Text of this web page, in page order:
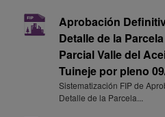
Aprobación
Detalle de la
Parcial Valle del
Tuineje por pleno
Sistematización FIP de
Detalle de la Parcela...